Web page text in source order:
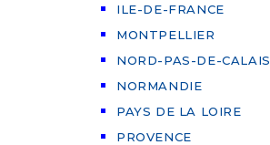
ILE-DE-FRANCE
MONTPELLIER
NORD-PAS-DE-CALAIS
NORMANDIE
PAYS DE LA LOIRE
PROVENCE